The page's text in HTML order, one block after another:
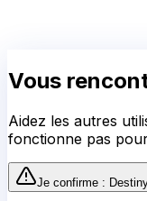
Vous
Aidez les autres
fonctionne pas
Je confirme :